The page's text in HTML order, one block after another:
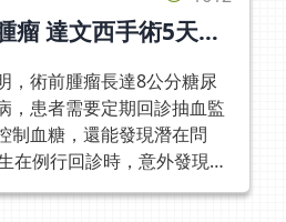
充水分，確保腸道能獲得充
，才不易形成大腸憩室炎等
確實相當少喝水及攝取蔬
也相當感謝光田綜合醫院各
腸直腸外科李彥志醫師悉心
康泌尿狀態。預防大腸憩
，在於保持大腸健康。攝取
、養成規律排便習慣，避免
後，最後才轉介至手外科門
以發現王先生的手腕尺側
、背曲、尺側擠壓的動作
度與握力受限；同時遠端橈
不穩定、容易出現喀喀聲
透過核磁共振檢幫助診斷病
診斷的標準，仍以腕關節鏡
關節鏡還能針對鏡下呈現各
側頭痛，並伴有噁心或嘔
重者甚至會影響工作和生
治療效果也因人而異，有些
緩解，但也有些患者試遍各
，讓患者承受極大的不適
長進一步解釋，偏頭痛原因
縮、偏頭痛發作期間谷氨酸
瘤 達文西手術5天出
術前腫瘤長達8公分糖尿
，患者需要定期回診抽血監
制血糖，還能發現潛在問
在例行回診時，意外發現用
胎兒蛋白」（alpha-